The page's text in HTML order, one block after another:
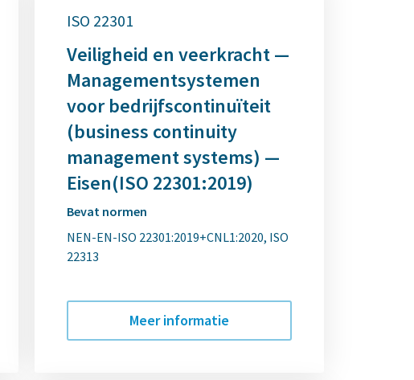
ISO 22301
Veiligheid en veerkracht —
Managementsystemen
voor bedrijfscontinuïteit
(business continuity
management systems) —
Eisen(ISO 22301:2019)
Bevat normen
NEN-EN-ISO 22301:2019+CNL1:2020 ISO
22313
Meer informatie